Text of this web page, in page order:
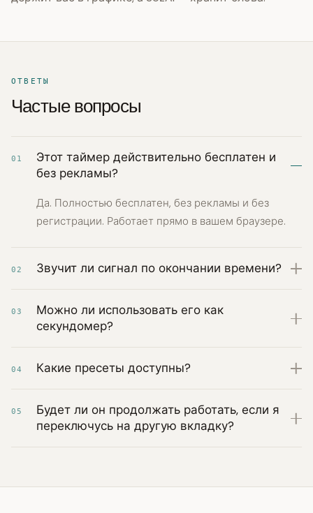
ОТВЕТЫ
Частые вопросы
01
Этот таймер действительно бесплатен и
без рекламы?
Да. Полностью бесплатен, без рекламы и без
регистрации. Работает прямо в вашем браузере.
02 Звучит ли сигнал по окончании времени?
03
Можно ли использовать его как
секундомер?
04 Какие пресеты доступны?
05
Будет ли он продолжать работать, если я
переключусь на другую вкладку?